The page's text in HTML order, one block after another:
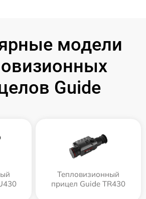
модели
Guide
Тепловизионный
прицел Guide TR430